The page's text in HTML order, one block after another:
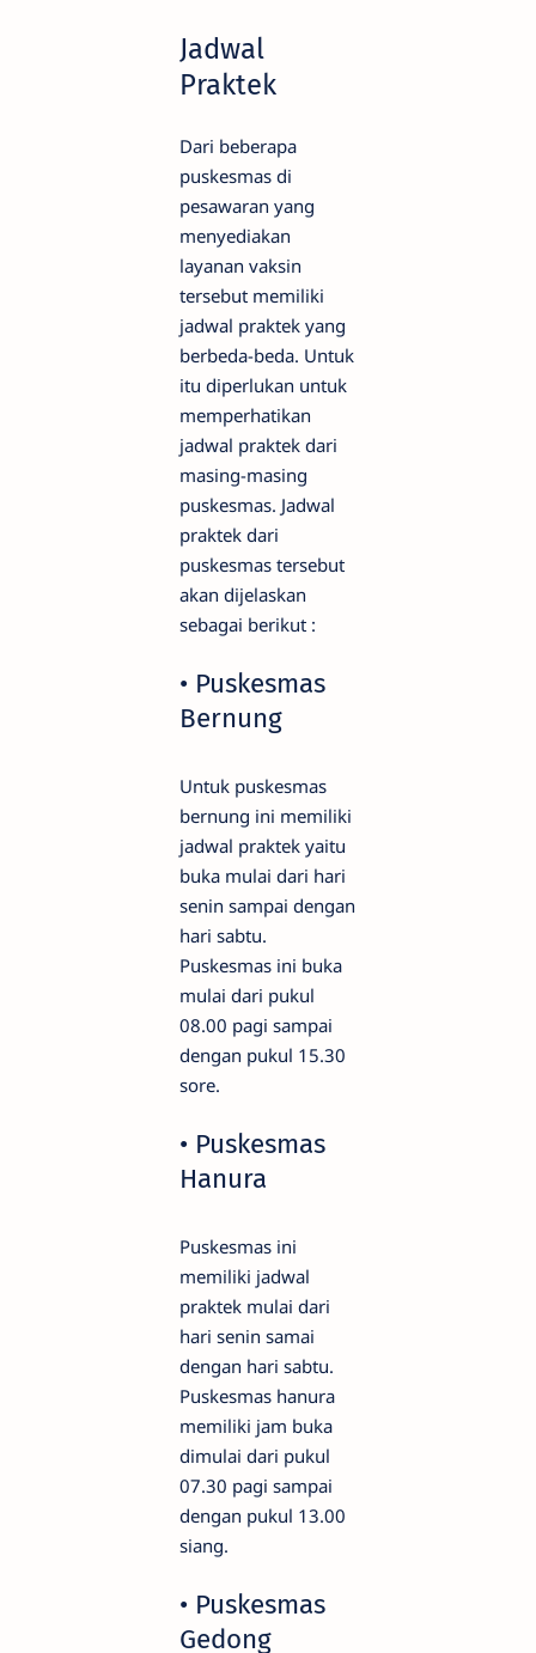
Jadwal
Praktek
Dari beberapa
puskesmas di
pesawaran yang
menyediakan
layanan vaksin
tersebut memiliki
jadwal praktek yang
berbeda-beda. Untuk
itu diperlukan untuk
memperhatikan
jadwal praktek dari
masing-masing
puskesmas. Jadwal
praktek dari
puskesmas tersebut
akan dijelaskan
sebagai berikut :
• Puskesmas
Bernung
Untuk puskesmas
bernung ini memiliki
jadwal praktek yaitu
buka mulai dari hari
senin sampai dengan
hari sabtu.
Puskesmas ini buka
mulai dari pukul
08.00 pagi sampai
dengan pukul 15.30
sore.
• Puskesmas
Hanura
Puskesmas ini
memiliki jadwal
praktek mulai dari
hari senin samai
dengan hari sabtu.
Puskesmas hanura
memiliki jam buka
dimulai dari pukul
07.30 pagi sampai
dengan pukul 13.00
siang.
• Puskesmas
Gedong